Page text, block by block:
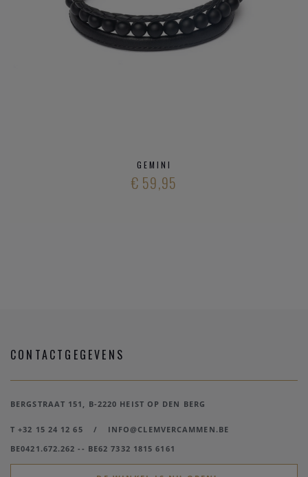
GEMINI
€ 59,95
CONTACTGEGEVENS
BERGSTRAAT 151, B-2220 HEIST OP DEN BERG
T +32 15 24 12 65 /
INFO@CLEMVERCAMMEN.BE
BE0421.672.262 -- BE62 7332 1815 6161